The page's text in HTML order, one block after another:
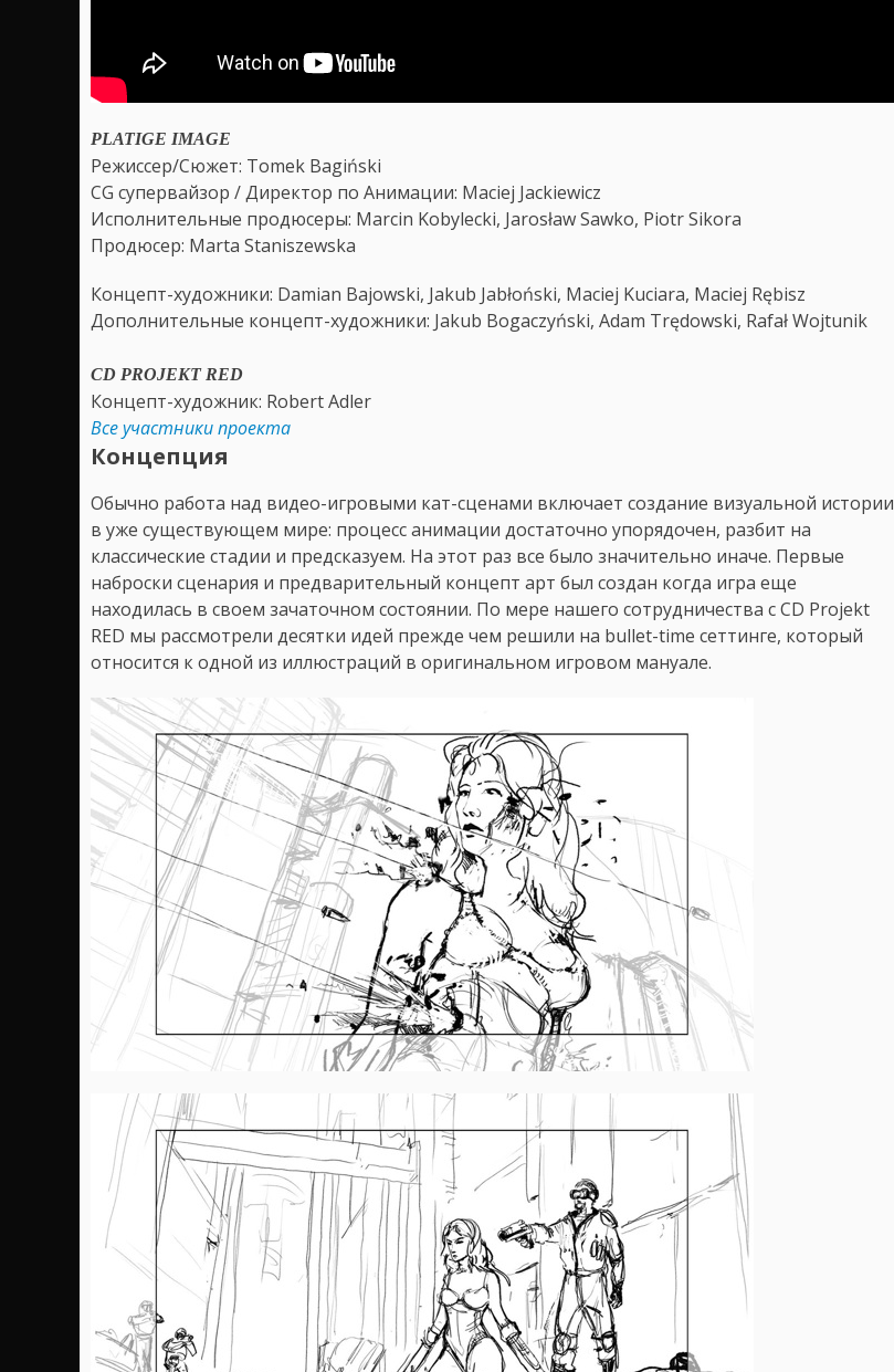
PLATIGE IMAGE
Режиссер/Сюжет: Tomek Bagiński
CG супервайзор / Директор по Анимации: Maciej Jackiewicz
Исполнительные продюсеры: Marcin Kobylecki, Jarosław Sawko, Piotr Sikora
Продюсер: Marta Staniszewska
Концепт-художники: Damian Bajowski, Jakub Jabłoński, Maciej Kuciara, Maciej Rębisz
Дополнительные концепт-художники: Jakub Bogaczyński, Adam Trędowski, Rafał Wojtunik
CD PROJEKT RED
Концепт-художник: Robert Adler
Все участники проекта
Концепция
Обычно работа над видео-игровыми кат-сценами включает создание визуальной истории
в уже существующем мире: процесс анимации достаточно упорядочен, разбит на
классические стадии и предсказуем. На этот раз все было значительно иначе. Первые
наброски сценария и предварительный концепт арт был создан когда игра еще
находилась в своем зачаточном состоянии. По мере нашего сотрудничества с CD Projekt
RED мы рассмотрели десятки идей прежде чем решили на bullet-time сеттинге, который
относится к одной из иллюстраций в оригинальном игровом мануале.